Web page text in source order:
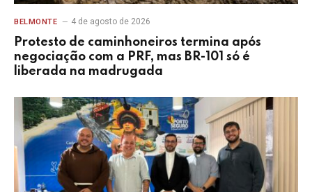
BELMONTE 4 de agosto de 2026
Protesto de caminhoneiros termina após
negociação com a PRF, mas BR-101 só é
liberada na madrugada